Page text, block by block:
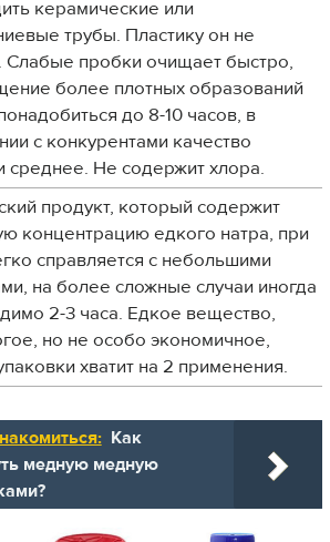
керамические или
трубы. Пластику он не
Слабые пробки очищает быстро,
более плотных образований
до 8-10 часов, в
с конкурентами качество
среднее. Не содержит хлора.
продукт, который содержит
концентрацию едкого натра, при
справляется с небольшими
на более сложные случаи иногда
2-3 часа. Едкое вещество,
но не особо экономичное,
хватит на 2 применения.
Как
медную медную